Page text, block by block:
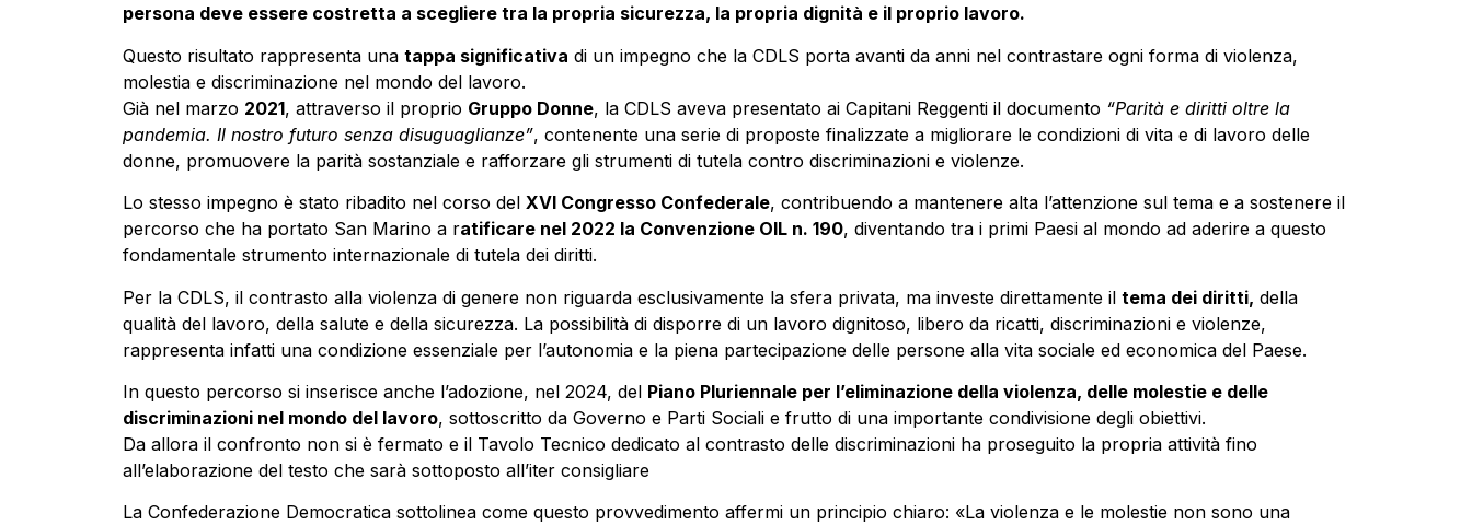
persona deve essere costretta a scegliere tra la propria sicurezza, la propria dignità e il proprio lavoro.
Questo risultato rappresenta una tappa significativa di un impegno che la CDLS porta avanti da anni nel contrastare ogni forma di violenza,
molestia e discriminazione nel mondo del lavoro.
Già nel marzo 2021, attraverso il proprio Gruppo Donne, la CDLS aveva presentato ai Capitani Reggenti il documento “Parità e diritti oltre la
pandemia. Il nostro futuro senza disuguaglianze”, contenente una serie di proposte finalizzate a migliorare le condizioni di vita e di lavoro delle
donne, promuovere la parità sostanziale e rafforzare gli strumenti di tutela contro discriminazioni e violenze.
Lo stesso impegno è stato ribadito nel corso del XVI Congresso Confederale, contribuendo a mantenere alta l’attenzione sul tema e a sostenere il
percorso che ha portato San Marino a ratificare nel 2022 la Convenzione OIL n. 190, diventando tra i primi Paesi al mondo ad aderire a questo
fondamentale strumento internazionale di tutela dei diritti.
Per la CDLS, il contrasto alla violenza di genere non riguarda esclusivamente la sfera privata, ma investe direttamente il tema dei diritti, della
qualità del lavoro, della salute e della sicurezza. La possibilità di disporre di un lavoro dignitoso, libero da ricatti, discriminazioni e violenze,
rappresenta infatti una condizione essenziale per l’autonomia e la piena partecipazione delle persone alla vita sociale ed economica del Paese.
In questo percorso si inserisce anche l’adozione, nel 2024, del Piano Pluriennale per l’eliminazione della violenza, delle molestie e delle
discriminazioni nel mondo del lavoro, sottoscritto da Governo e Parti Sociali e frutto di una importante condivisione degli obiettivi.
Da allora il confronto non si è fermato e il Tavolo Tecnico dedicato al contrasto delle discriminazioni ha proseguito la propria attività fino
all’elaborazione del testo che sarà sottoposto all’iter consigliare
La Confederazione Democratica sottolinea come questo provvedimento affermi un principio chiaro: «La violenza e le molestie non sono una